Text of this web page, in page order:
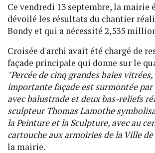
Ce vendredi 13 septembre, la mairie
dévoilé les résultats du chantier
Bondy et qui a nécessité 2,535
Croisée d'archi avait été chargé de
façade principale qui donne sur le
"Percée de cinq grandes baies
importante façade est surmontée
avec balustrade et deux bas-reliefs
sculpteur Thomas Lamothe
la Peinture et la Sculpture, avec au
cartouche aux armoiries de la Ville
la mairie.